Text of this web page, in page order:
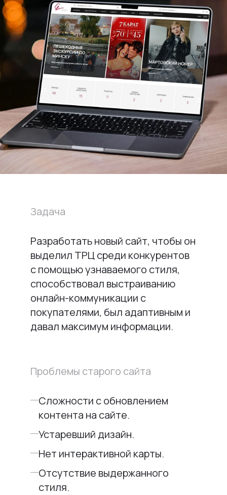
Задача
Разработать новый сайт, чтобы он
выделил ТРЦ среди конкурентов
с помощью узнаваемого стиля,
способствовал выстраиванию
онлайн-коммуникации с
покупателями, был адаптивным и
давал максимум информации.
Проблемы старого сайта
Сложности с обновлением
контента на сайте.
Устаревший дизайн.
Нет интерактивной карты.
Отсутствие выдержанного
стиля.